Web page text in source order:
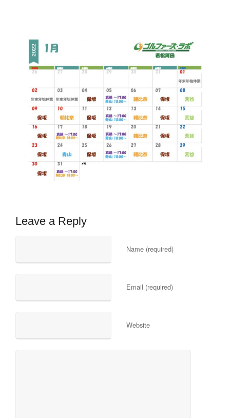
Leave a Reply
Name (required)
Email (required)
Website